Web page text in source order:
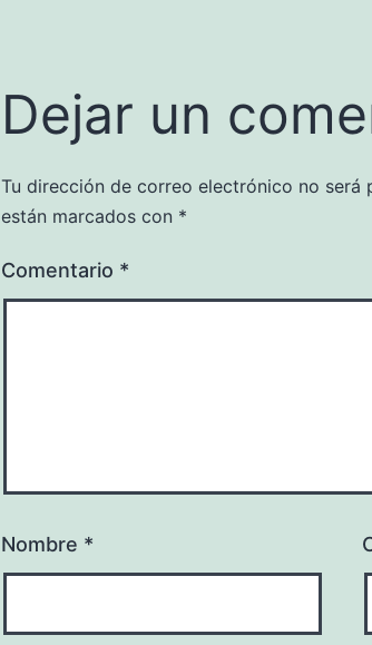
Dejar un
Tu dirección de correo electrónico no será
están marcados con *
Comentario *
Nombre *